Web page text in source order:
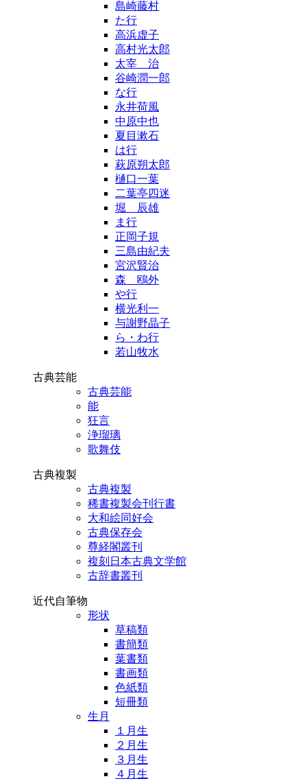
島崎藤村
た行
高浜虚子
高村光太郎
太宰 治
谷崎潤一郎
な行
永井荷風
中原中也
夏目漱石
は行
萩原朔太郎
樋口一葉
二葉亭四迷
堀 辰雄
ま行
正岡子規
三島由紀夫
宮沢賢治
森 鴎外
や行
横光利一
与謝野晶子
ら・わ行
若山牧水
古典芸能
古典芸能
能
狂言
浄瑠璃
歌舞伎
古典複製
古典複製
稀書複製会刊行書
大和絵同好会
古典保存会
尊経閣叢刊
複刻日本古典文学館
古辞書叢刊
近代自筆物
形状
草稿類
書簡類
葉書類
書画類
色紙類
短冊類
生月
１月生
２月生
３月生
４月生